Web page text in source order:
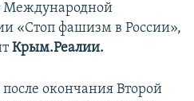
Международной
«Стоп фашизм в России»,
Крым.Реалии.
окончания Второй